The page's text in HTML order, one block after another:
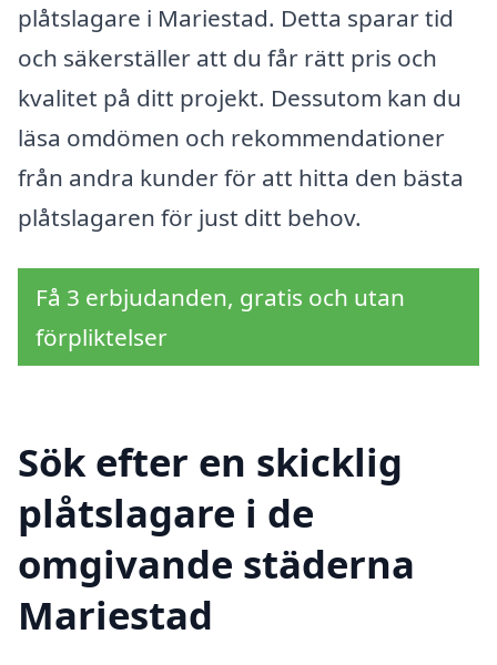
plåtslagare i Mariestad. Detta sparar tid
och säkerställer att du får rätt pris och
kvalitet på ditt projekt. Dessutom kan du
läsa omdömen och rekommendationer
från andra kunder för att hitta den bästa
plåtslagaren för just ditt behov.
Få 3 erbjudanden, gratis och utan
förpliktelser
Sök efter en skicklig
plåtslagare i de
omgivande städerna
Mariestad